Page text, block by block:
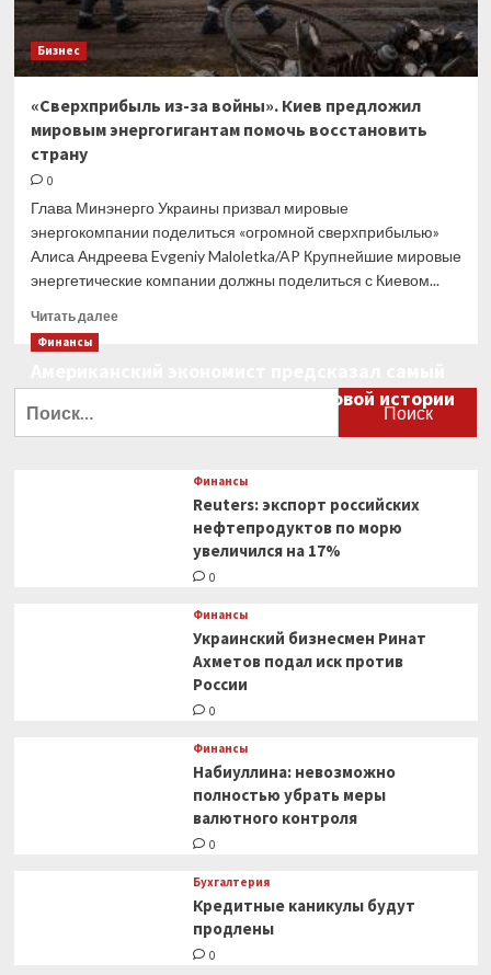
и
без переплаты
Бизнес
«Сверхприбыль из-за войны». Киев предложил
мировым энергогигантам помочь восстановить
страну
0
Глава Минэнерго Украины призвал мировые
энергокомпании поделиться «огромной сверхприбылью»
Алиса Андреева Evgeniy Maloletka/AP Крупнейшие мировые
энергетические компании должны поделиться с Киевом...
Читать далееПрочитать
войны».
энергогигантам
восстановить
Финансы
большой финансовый крах в мировой истории
Финансы
Reuters: экспорт российских
нефтепродуктов по морю
увеличился на 17%
0
Финансы
Украинский бизнесмен Ринат
Ахметов подал иск против
России
0
Финансы
Набиуллина: невозможно
полностью убрать меры
валютного контроля
0
Бухгалтерия
Кредитные каникулы будут
продлены
0